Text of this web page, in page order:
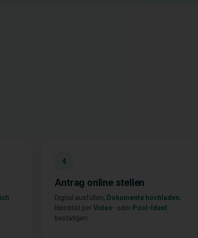
4
Antrag online stellen
Digital ausfüllen, Dokumente hochladen,
Identität perVideo- oder Post-Ident
bestätigen.